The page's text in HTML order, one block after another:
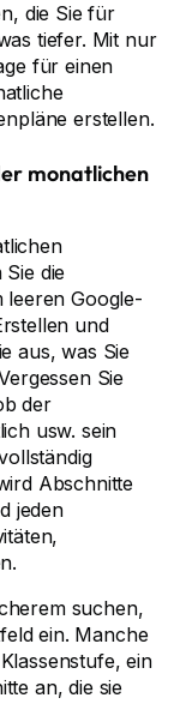
die Sie für
tiefer. Mit nur
für einen
erstellen.
monatlichen
die
leeren Google-
und
aus, was Sie
Sie
der
usw. sein
Abschnitte
jeden
suchen,
ein. Manche
ein
an, die sie